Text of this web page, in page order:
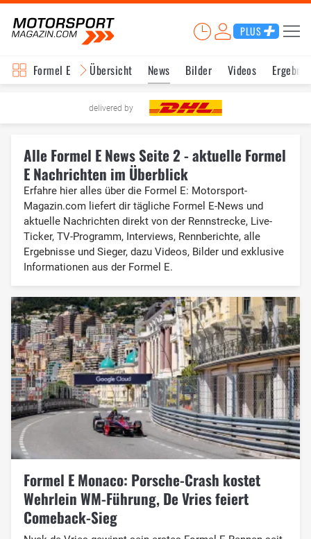
PLUS
Formel E Übersicht News Bilder Videos
delivered by
Alle Formel E News Seite 2 - aktuelle Formel
E Nachrichten im Überblick
Erfahre hier alles über die Formel E: Motorsport-
Magazin.com liefert dir tägliche Formel E-News und
aktuelle Nachrichten direkt von der Rennstrecke, Live-
Ticker, TV-Programm, Interviews, Rennberichte, alle
Ergebnisse und Sieger, dazu Videos, Bilder und exklusive
Informationen aus der Formel E.
Formel E Monaco: Porsche-Crash kostet
Wehrlein WM-Führung, De Vries feiert
Comeback-Sieg